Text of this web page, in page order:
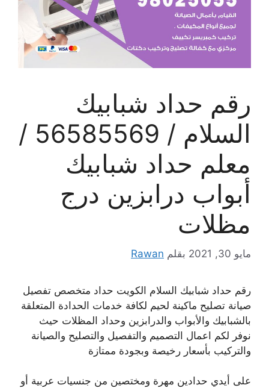
رقم حداد شبابيك
السلام / 56585569 /
معلم حداد شبابيك
أبواب درابزين درج
مظلات
مايو 30, 2021 بقلم Rawan
رقم حداد شبابيك السلام الكويت حداد متخصص تفصيل
صيانة تصليح ماكينة لحيم لكافة خدمات الحدادة المتعلقة
بالشبابيك والأبواب والدرابزين وحداد المظلات حيث
نوفر لكم اعمال التصميم والتفصيل والتصليح والصيانة
والتركيب بأسعار رخيصة وبجودة ممتازة
على أيدي حدادين مهرة ومختصين من جنسيات عربية أو